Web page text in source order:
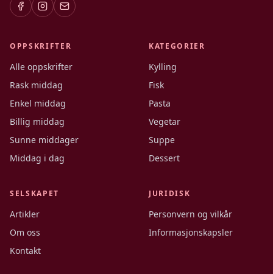
OPPSKRIFTER
Alle oppskrifter
Rask middag
Enkel middag
Billig middag
Sunne middager
Middag i dag
KATEGORIER
Kylling
Fisk
Pasta
Vegetar
Suppe
Dessert
SELSKAPET
Artikler
Om oss
Kontakt
JURIDISK
Personvern og vilkår
Informasjonskapsler